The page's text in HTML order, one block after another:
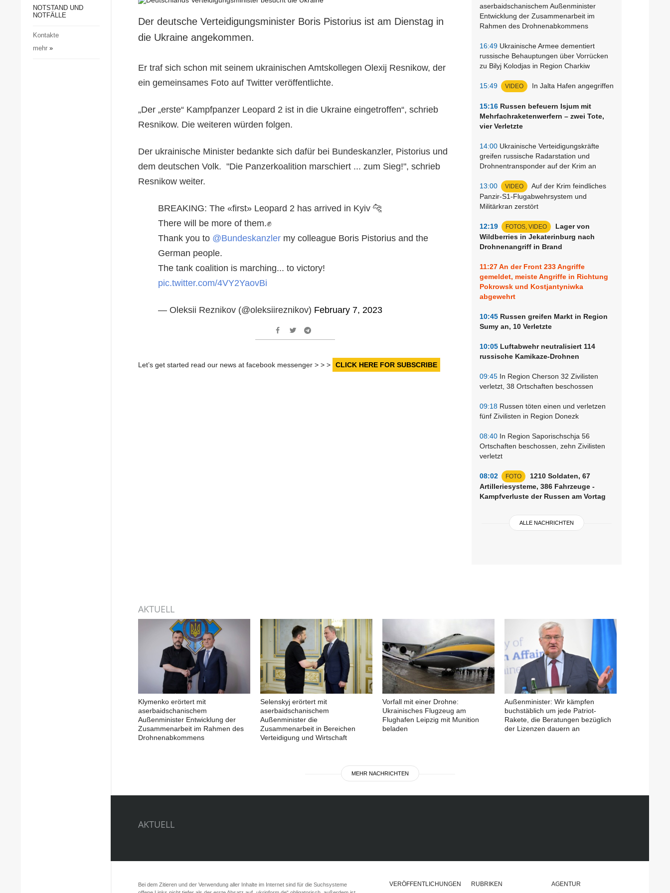
Gesellschaft und Kultur
NOTSTAND UND
NOTFÄLLE
Kontakte
mehr»
aserbaidschanischem Außenminister
Entwicklung der Zusammenarbeit im
Rahmen des Drohnenabkommens
16:49 Ukrainische Armee dementiert
russische Behauptungen über Vorrücken
zu Bilyj Kolodjas in Region Charkiw
15:49 VIDEO In Jalta Hafen angegriffen
15:16 Russen befeuern Isjum mit
Mehrfachraketenwerfern – zwei Tote,
vier Verletzte
14:00 Ukrainische Verteidigungskräfte
greifen russische Radarstation und
Drohnentransponder auf der Krim an
13:00 VIDEO
Auf der Krim feindliches
Panzir-S1-Flugabwehrsystem und
Militärkran zerstört
12:19 FOTOS, VIDEO
Lager von
Wildberries in Jekaterinburg nach
Drohnenangriff in Brand
11:27An der Front 233 Angriffe
gemeldet, meiste Angriffe in Richtung
Pokrowsk und Kostjantyniwka
abgewehrt
10:45 Russen greifen Markt in Region
Sumy an, 10 Verletzte
10:05 Luftabwehr neutralisiert 114
russische Kamikaze-Drohnen
09:45 In Region Cherson 32 Zivilisten
verletzt, 38 Ortschaften beschossen
09:18 Russen töten einen und verletzen
fünf Zivilisten in Region Donezk
08:40 In Region Saporischschja 56
Ortschaften beschossen, zehn Zivilisten
verletzt
08:02 FOTO
1210 Soldaten, 67
Artilleriesysteme, 386 Fahrzeuge -
Kampfverluste der Russen am Vortag
ALLE NACHRICHTEN
Der deutsche Verteidigungsminister Boris Pistorius ist am Dienstag in
die Ukraine angekommen.
Er traf sich schon mit seinem ukrainischen Amtskollegen Olexij Resnikow, der
ein gemeinsames Foto auf Twitter veröffentlichte.
„Der „erste“ Kampfpanzer Leopard 2 ist in die Ukraine eingetroffen“, schrieb
Resnikow. Die weiteren würden folgen.
Der ukrainische Minister bedankte sich dafür bei Bundeskanzler, Pistorius und
dem deutschen Volk. "Die Panzerkoalition marschiert ... zum Sieg!", schrieb
Resnikow weiter.
BREAKING: The «first» Leopard 2 has arrived in Kyiv 🐆
There will be more of them.✊
Thank you to @Bundeskanzler my colleague Boris Pistorius and the
German people.
The tank coalition is marching... to victory!
pic.twitter.com/4VY2YaovBi
— Oleksii Reznikov (@oleksiireznikov) February 7, 2023
Let’s get started read our news at facebook messenger > > > CLICK HERE FOR SUBSCRIBE
AKTUELL
Klymenko erörtert mit
aserbaidschanischem
Außenminister Entwicklung der
Zusammenarbeit im Rahmen des
Drohnenabkommens
Selenskyj erörtert mit
aserbaidschanischem
Außenminister die
Zusammenarbeit in Bereichen
Verteidigung und Wirtschaft
Vorfall mit einer Drohne:
Ukrainisches Flugzeug am
Flughafen Leipzig mit Munition
beladen
Außenminister: Wir kämpfen
buchstäblich um jede Patriot-
Rakete, die Beratungen bezüglich
der Lizenzen dauern an
MEHR NACHRICHTEN
AKTUELL
RUBRIKEN
AGENTUR
VERÖFFENTLICHUNGEN
Bei dem Zitieren und der Verwendung aller Inhalte im Internet sind für die Suchsysteme